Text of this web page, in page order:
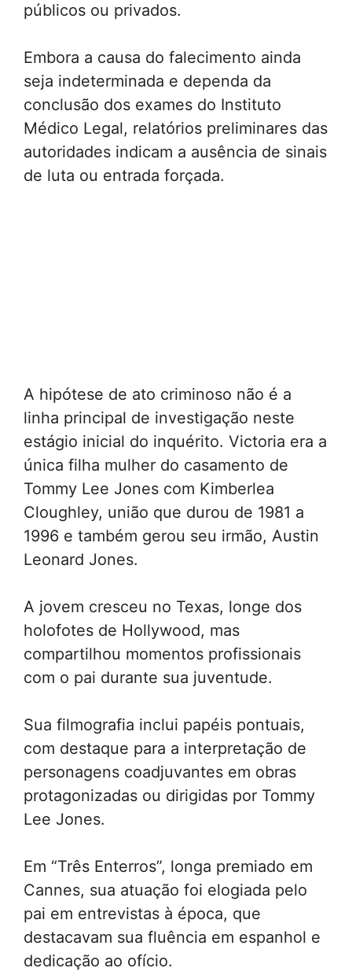
públicos ou privados.
Embora a causa do falecimento ainda
seja indeterminada e dependa da
conclusão dos exames do Instituto
Médico Legal, relatórios preliminares das
autoridades indicam a ausência de sinais
de luta ou entrada forçada.
A hipótese de ato criminoso não é a
linha principal de investigação neste
estágio inicial do inquérito. Victoria era a
única filha mulher do casamento de
Tommy Lee Jones com Kimberlea
Cloughley, união que durou de 1981 a
1996 e também gerou seu irmão, Austin
Leonard Jones.
A jovem cresceu no Texas, longe dos
holofotes de Hollywood, mas
compartilhou momentos profissionais
com o pai durante sua juventude.
Sua filmografia inclui papéis pontuais,
com destaque para a interpretação de
personagens coadjuvantes em obras
protagonizadas ou dirigidas por Tommy
Lee Jones.
Em “Três Enterros”, longa premiado em
Cannes, sua atuação foi elogiada pelo
pai em entrevistas à época, que
destacavam sua fluência em espanhol e
dedicação ao ofício.